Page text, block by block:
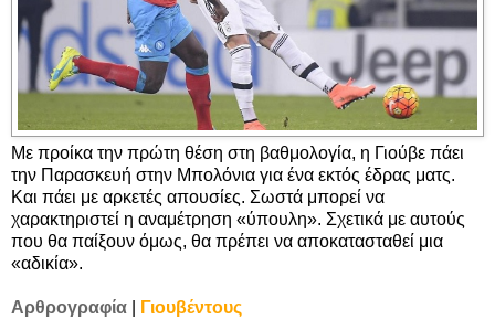
Με προίκα την πρώτη θέση στη βαθμολογία, η Γιούβε πάει
την Παρασκευή στην Μπολόνια για ένα εκτός έδρας ματς.
Και πάει με αρκετές απουσίες. Σωστά μπορεί να
χαρακτηριστεί η αναμέτρηση «ύπουλη». Σχετικά με αυτούς
που θα παίξουν όμως, θα πρέπει να αποκατασταθεί μια
«αδικία».
Αρθρογραφία Γιουβέντους